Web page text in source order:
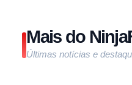
Mais do
Últimas notícias e